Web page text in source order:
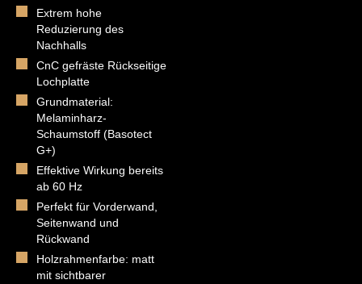
Extrem hohe
Reduzierung des
Nachhalls
CnC gefräste Rückseitige
Lochplatte
Grundmaterial:
Melaminharz-
Schaumstoff (Basotect
G+)
Effektive Wirkung bereits
ab 60 Hz
Perfekt für Vorderwand,
Seitenwand und
Rückwand
Holzrahmenfarbe: matt
mit sichtbarer